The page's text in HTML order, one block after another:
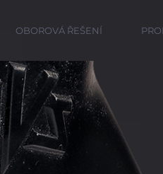
OBOROVÁ ŘEŠENÍ